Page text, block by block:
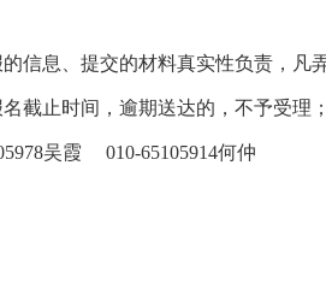
信息、提交的材料真实性负责，凡
截止时间，逾期送达的，不予受理
吴霞 010-65105914何仲